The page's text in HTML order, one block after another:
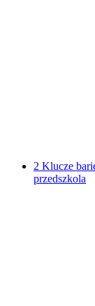
2 Klucze
przedszkola